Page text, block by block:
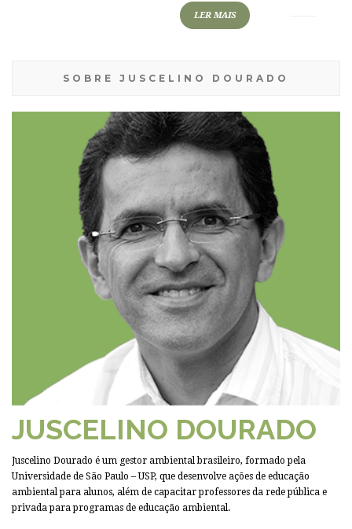
LER MAIS
SOBRE JUSCELINO DOURADO
JUSCELINO DOURADO
Juscelino Dourado é um gestor ambiental brasileiro, formado pela
Universidade de São Paulo – USP, que desenvolve ações de educação
ambiental para alunos, além de capacitar professores da rede pública e
privada para programas de educação ambiental.